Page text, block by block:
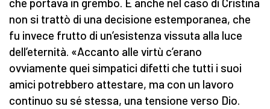
che portava in grembo. E anche nel caso di Cristina
non si trattò di una decisione estemporanea, che
fu invece frutto di un’esistenza vissuta alla luce
dell’eternità. «Accanto alle virtù c’erano
ovviamente quei simpatici difetti che tutti i suoi
amici potrebbero attestare, ma con un lavoro
continuo su sé stessa, una tensione verso Dio.